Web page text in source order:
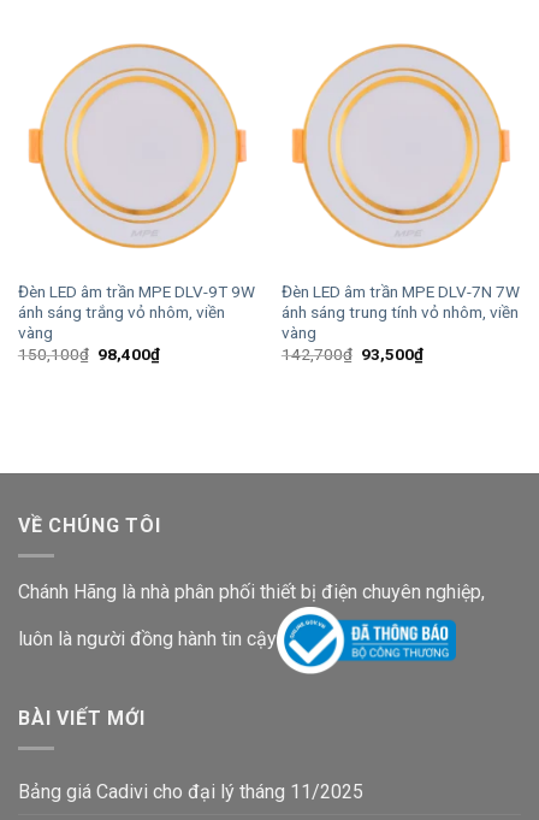
Đèn LED âm trần MPE DLV-9T 9W
ánh sáng trắng vỏ nhôm, viền
vàng
150,100₫ Giá
gốc
98,400₫Giá
hiện
Đèn LED âm trần MPE DLV-7N 7W
ánh sáng trung tính vỏ nhôm, viền
vàng
142,700₫ Giá
gốc
93,500₫Giá
hiện
VỀ CHÚNG TÔI
Chánh Hãng là nhà phân phối thiết bị điện chuyên nghiệp,
luôn là người đồng hành tin cậy
BÀI VIẾT MỚI
Bảng giá Cadivi cho đại lý tháng 11/2025